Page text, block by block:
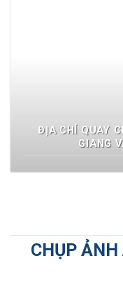
ĐỊA CHỈ QUAY
GIANG
CHỤP